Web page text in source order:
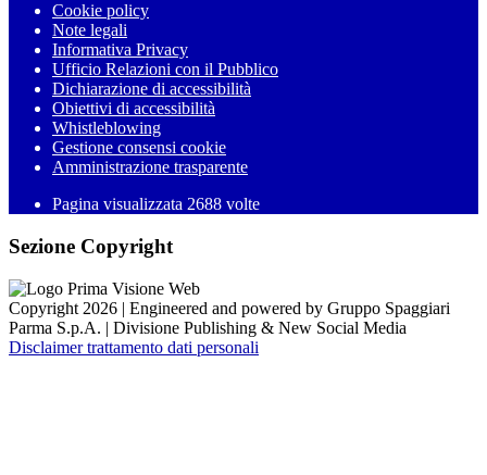
Cookie policy
Note legali
Informativa Privacy
Ufficio Relazioni con il Pubblico
Dichiarazione di accessibilità
Obiettivi di accessibilità
Whistleblowing
Gestione consensi cookie
Amministrazione trasparente
Pagina visualizzata 2688 volte
Sezione Copyright
Copyright 2026 | Engineered and powered by Gruppo Spaggiari
Parma S.p.A. | Divisione Publishing & New Social Media
Disclaimer trattamento dati personali